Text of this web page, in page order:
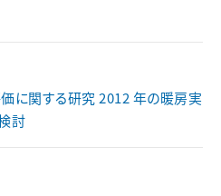
に関する研究 2012 年の暖房実
討